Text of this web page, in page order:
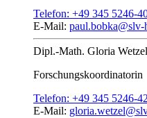
Telefon: +49 345 5246-
E-Mail: paul.bobka@slv-
Dipl.-Math. Gloria Wetzel
Forschungs­koordinatorin
Telefon: +49 345 5246-
E-Mail: